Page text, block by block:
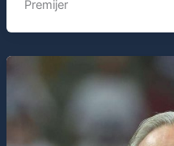
Premijer